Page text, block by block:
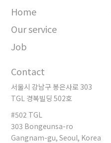
Home
Our service
Job
Contact
서울시 강남구 봉은사로 303
TGL 경복빌딩 502호
#502 TGL
303 Bongeunsa-ro
Gangnam-gu, Seoul, Korea